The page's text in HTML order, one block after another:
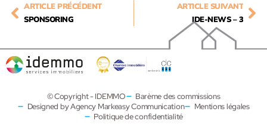
ARTICLE PRÉCÉDENT
SPONSORING
ARTICLE SUIVANT
IDE-NEWS – 3
© Copyright - IDEMMO
Barème des commissions
Designed by Agency Markeasy Communication
Mentions légales
Politique de confidentialité